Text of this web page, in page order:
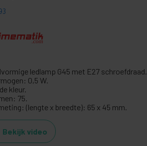
ledlamp G45 met E27 schroefdraad.
0,5 W.
kleur.
75.
(lengte x breedte): 65 x 45 mm.
Bekijk video